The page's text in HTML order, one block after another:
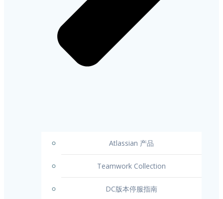
Atlassian 产品
Teamwork Collection
DC版本停服指南